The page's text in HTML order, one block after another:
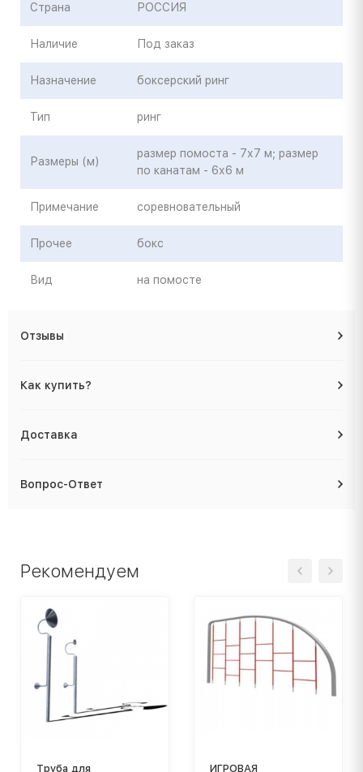
Страна РОССИЯ
Наличие Под заказ
Назначение боксерский ринг
Тип ринг
Размеры (м)
размер помоста - 7х7 м; размер
по канатам - 6х6 м
Примечание соревновательный
Прочее бокс
Вид на помосте
Отзывы
Как купить?
Доставка
Вопрос-Ответ
Рекомендуем
Труба для ИГРОВАЯ